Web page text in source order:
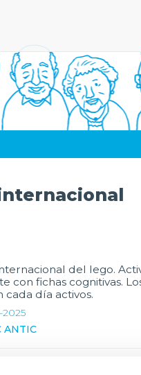
del lego.
con fichas cognitivas.
cada día activos.
2025
ANTIC